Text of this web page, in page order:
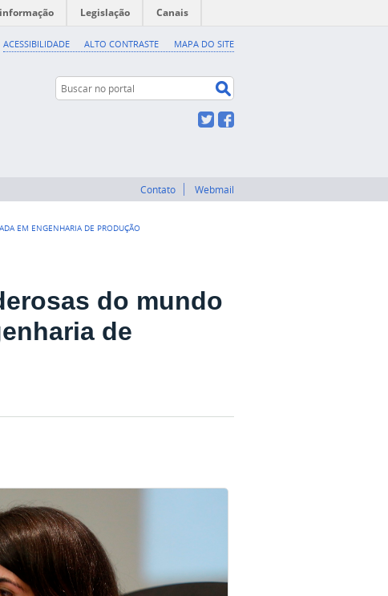
ACESSIBILIDADE ALTO CONTRASTE MAPA DO SITE
Legislação Canais
Buscar no portal
Twitter
Contato Webmail
EM ENGENHARIA DE PRODUÇÃO
do mundo
de